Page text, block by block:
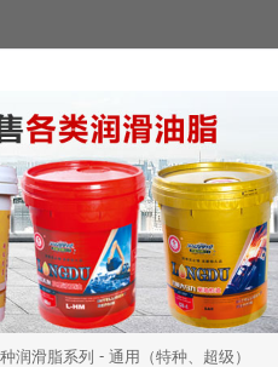
润滑脂系列 - 通用（特种、超级）